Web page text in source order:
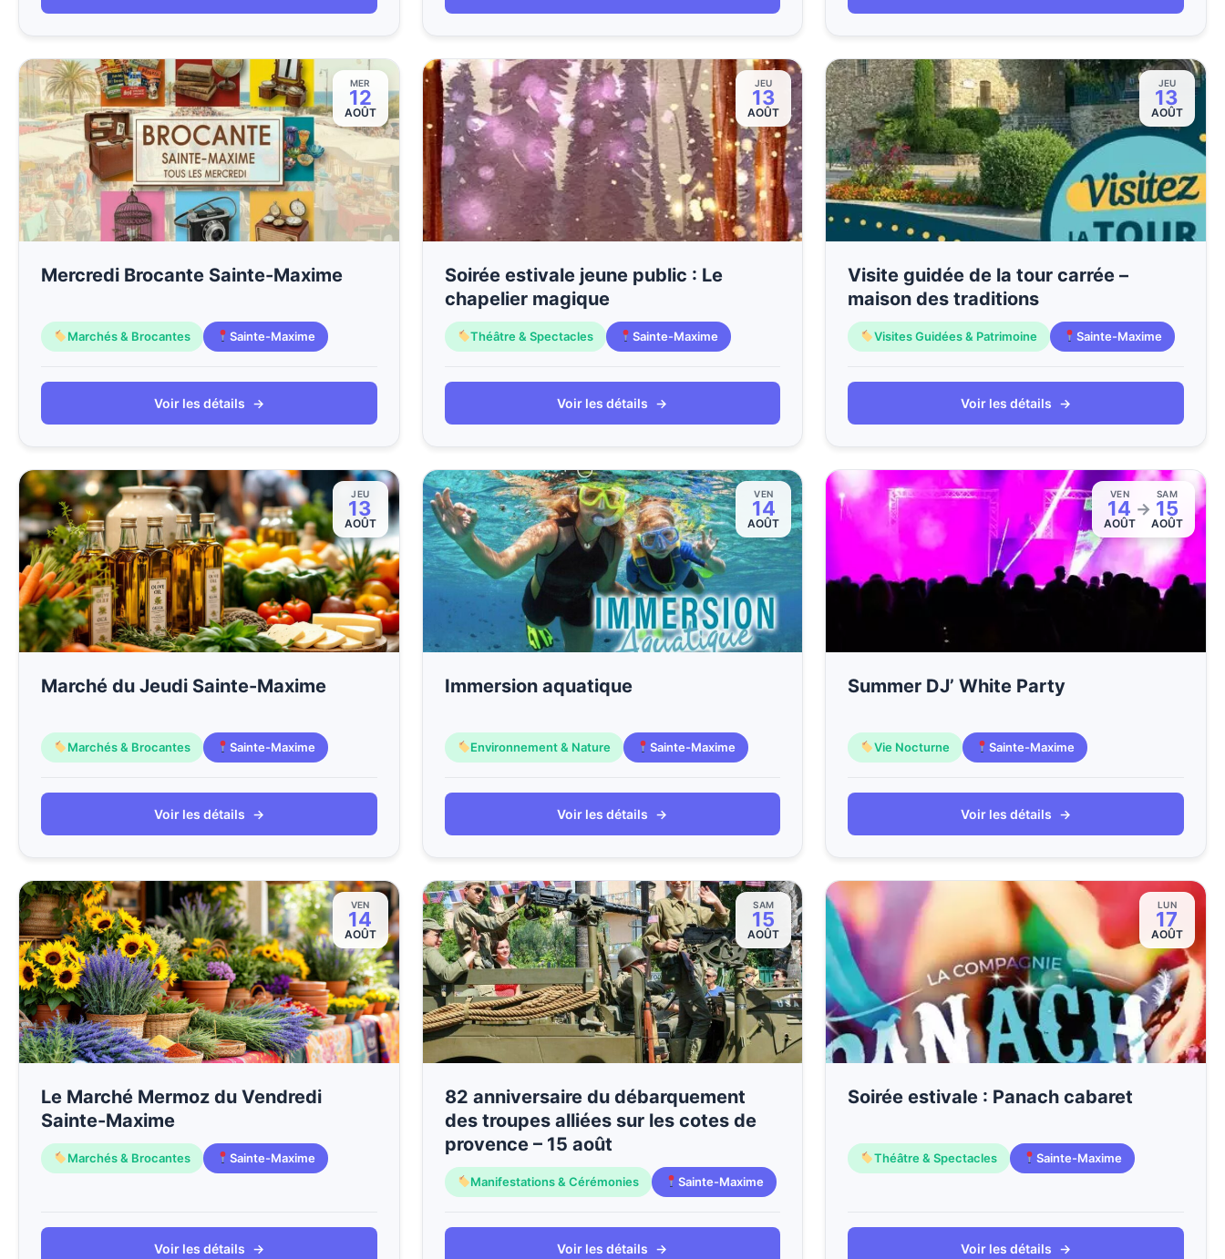
MER
12
AOÛT
Mercredi Brocante Sainte-Maxime
Marchés & Brocantes Sainte-Maxime
Voir les détails →
JEU
13
AOÛT
Soirée estivale jeune public : Le
chapelier magique
Théâtre & Spectacles Sainte-Maxime
Voir les détails →
JEU
13
AOÛT
Visite guidée de la tour carrée –
maison des traditions
Visites Guidées & Patrimoine Sainte-Maxime
Voir les détails →
JEU
13
AOÛT
Marché du Jeudi Sainte-Maxime
Marchés & Brocantes Sainte-Maxime
Voir les détails →
VEN
14
AOÛT
Immersion aquatique
Environnement & Nature Sainte-Maxime
Voir les détails →
VEN
14
AOÛT
→
SAM
15
AOÛT
Summer DJ’ White Party
Vie Nocturne Sainte-Maxime
Voir les détails →
VEN
14
AOÛT
Le Marché Mermoz du Vendredi
Sainte-Maxime
Marchés & Brocantes Sainte-Maxime
Voir les détails →
SAM
15
AOÛT
82 anniversaire du débarquement
des troupes alliées sur les cotes de
provence – 15 août
Manifestations & Cérémonies Sainte-Maxime
Voir les détails →
LUN
17
AOÛT
Soirée estivale : Panach cabaret
Théâtre & Spectacles Sainte-Maxime
Voir les détails →